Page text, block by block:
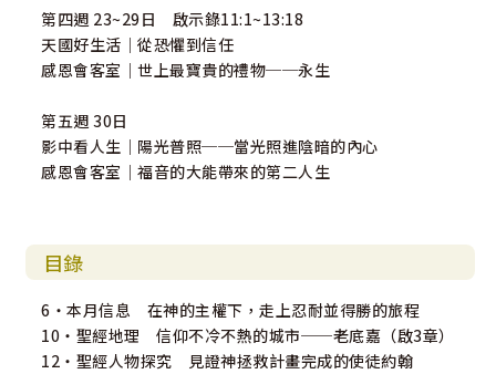
第四週 23~29日 啟示錄11:1~13:18
天國好生活｜從恐懼到信任
感恩會客室｜世上最寶貴的禮物──永生
第五週 30日
影中看人生｜陽光普照──當光照進陰暗的內心
感恩會客室｜福音的大能帶來的第二人生
目錄
6・本月信息 在神的主權下，走上忍耐並得勝的旅程
10・聖經地理 信仰不冷不熱的城市──老底嘉（啟3章）
12・聖經人物探究 見證神拯救計畫完成的使徒約翰